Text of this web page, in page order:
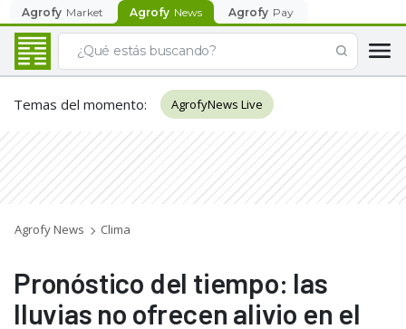
Agrofy Market Agrofy News Agrofy Pay
Temas del momento: AgrofyNews Live
Agrofy News Clima
Pronóstico del tiempo: las
lluvias no ofrecen alivio en el